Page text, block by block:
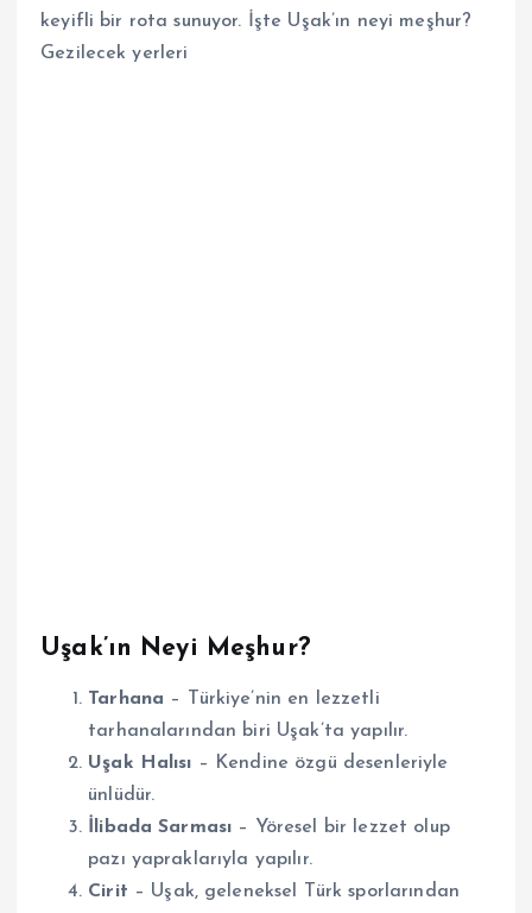
keyifli bir rota sunuyor. İşte Uşak’ın neyi meşhur?
Gezilecek yerleri
Uşak’ın Neyi Meşhur?
Tarhana – Türkiye’nin en lezzetli
tarhanalarından biri Uşak’ta yapılır.
Uşak Halısı – Kendine özgü desenleriyle
ünlüdür.
İlibada Sarması – Yöresel bir lezzet olup
pazı yapraklarıyla yapılır.
Cirit – Uşak, geleneksel Türk sporlarından